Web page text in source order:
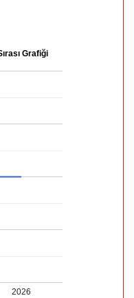
Grafiği
2026